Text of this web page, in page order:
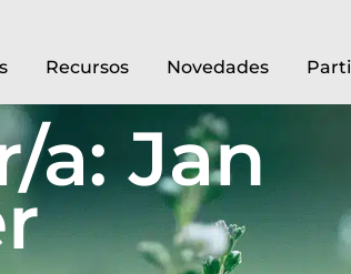
Recursos Novedades
a: Jan